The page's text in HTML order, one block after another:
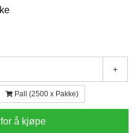
+
Pall (2500 x Pakke)
å kjøpe